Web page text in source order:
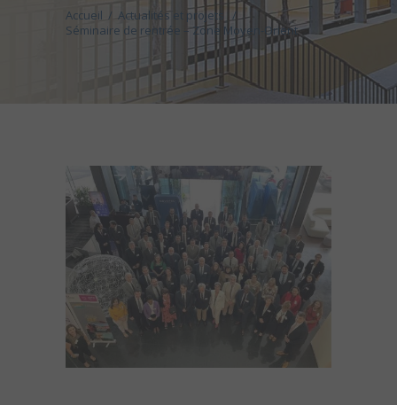
Accueil / Actualités et projets
/
Séminaire de rentrée – Zone Moyen-Orient